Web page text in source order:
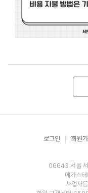
로그인 회원
06643 서울 서
메가스
사업자